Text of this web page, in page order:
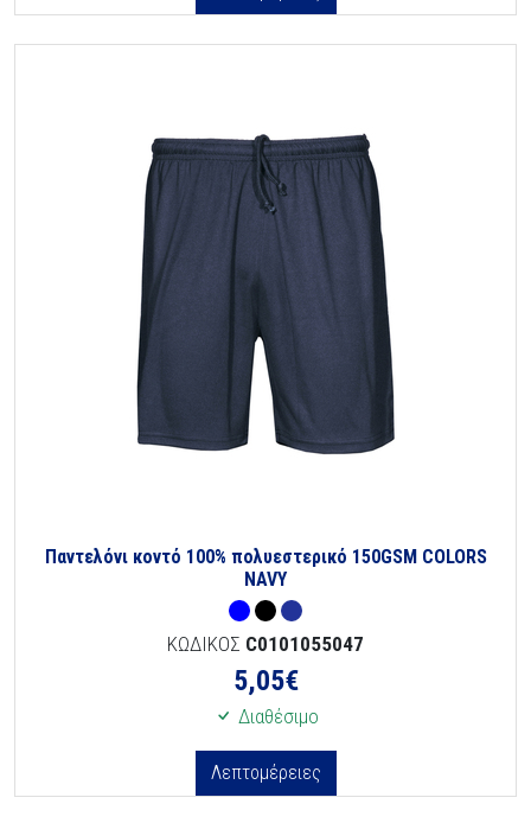
Παντελόνι κοντό 100% πολυεστερικό 150GSM COLORS
NAVY
ΚΩΔΙΚΟΣ C0101055047
5,05€
Διαθέσιμο
Λεπτομέρειες